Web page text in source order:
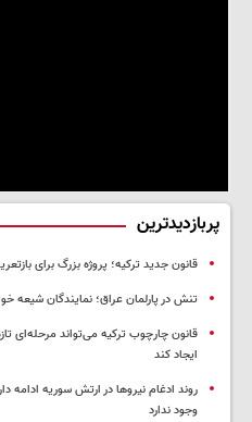
پربازدیدترین
قانون جدید ترکیه؛ پروژه بزرگ‌ برای
تنش در پارلمان عراق؛ نمایندگان
قانون چارچوب ترکیه می‌تواند مرحله‌ای
ایجاد کند
روند ادغام نیروها در ارتش سوریه
وجود ندارد